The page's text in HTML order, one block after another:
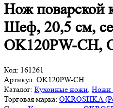
Нож поварской
Шеф, 20,5 см,
OK120PW-CH,
Код: 161261
Артикул: OK120PW-CH
Каталог: Кухонные ножи Ножи
Торговая марка: OKROSHKA